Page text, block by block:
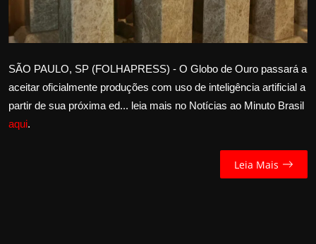
Educação
Política
Saúde
SÃO PAULO, SP (FOLHAPRESS) - O Globo de Ouro passará a
aceitar oficialmente produções com uso de inteligência artificial a
partir de sua próxima ed... leia mais no Notícias ao Minuto Brasil
aqui.
Leia Mais